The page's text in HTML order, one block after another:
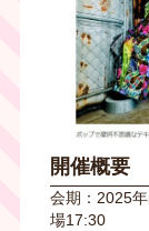
開催概要
会期：2025
場17:30